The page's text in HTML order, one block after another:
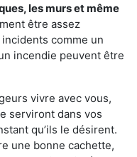
les murs et même
être assez
comme un
incendie peuvent être
vivre avec vous,
serviront dans vos
qu’ils le désirent.
une bonne cachette,